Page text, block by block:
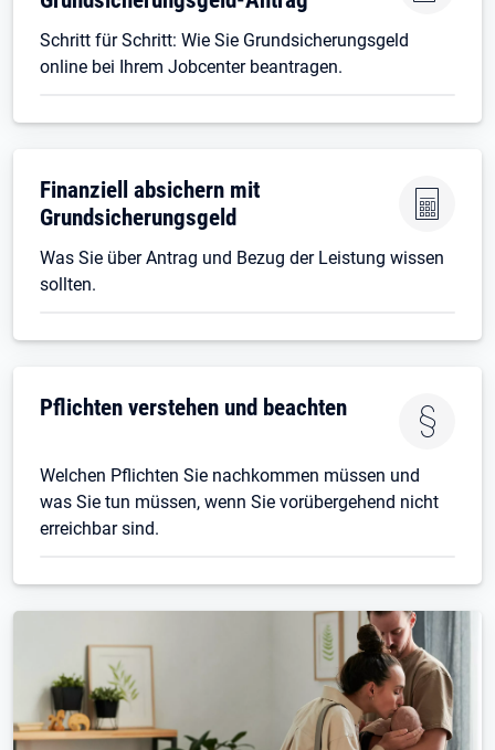
Schritt für Schritt: Wie Sie Grundsicherungsgeld
online bei Ihrem Jobcenter beantragen.
Finanziell absichern mit
Grundsicherungsgeld
Was Sie über Antrag und Bezug der Leistung wissen
sollten.
Pflichten verstehen und beachten
Welchen Pflichten Sie nachkommen müssen und
was Sie tun müssen, wenn Sie vorübergehend nicht
erreichbar sind.